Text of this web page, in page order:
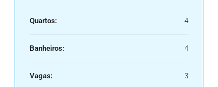
Quartos: 4
Banheiros: 4
Vagas: 3